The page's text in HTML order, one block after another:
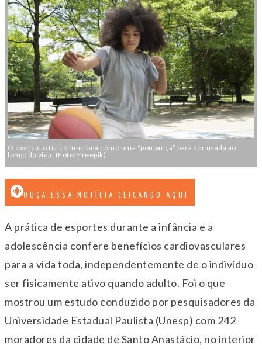
O exercício físico funciona como uma “poupança” para ser usada ao
longo da vida. (Foto: Freepik)
OUÇA ESSA NOTÍCIA CLICANDO AQUI
A prática de esportes durante a infância e a
adolescência confere benefícios cardiovasculares
para a vida toda, independentemente de o indivíduo
ser fisicamente ativo quando adulto. Foi o que
mostrou um estudo conduzido por pesquisadores da
Universidade Estadual Paulista (Unesp) com 242
moradores da cidade de Santo Anastácio, no interior